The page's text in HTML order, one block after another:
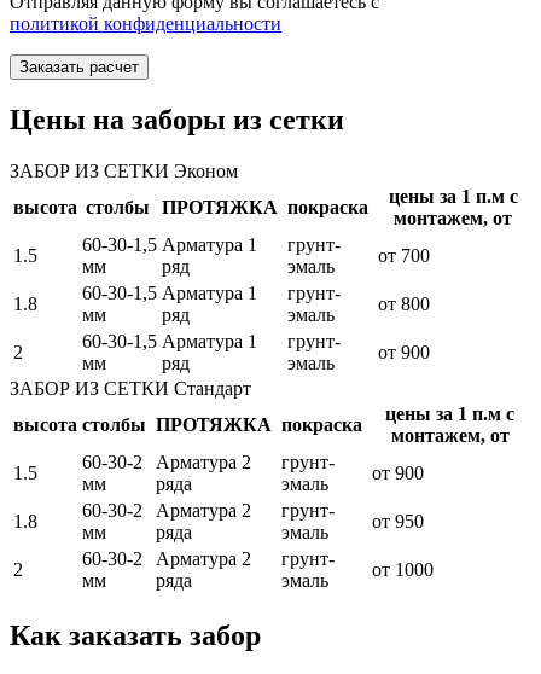
политикой конфиденциальности
Заказать расчет
Цены на заборы из сетки
ЗАБОР ИЗ СЕТКИ Эконом
высота столбы ПРОТЯЖКА покраска
цены за 1 п.м с
монтажем, от
1.5
60-30-1,5
мм
Арматура 1
ряд
грунт-
эмаль
от 700
1.8
60-30-1,5
мм
Арматура 1
ряд
грунт-
эмаль
от 800
2
60-30-1,5
мм
Арматура 1
ряд
грунт-
эмаль
от 900
ЗАБОР ИЗ СЕТКИ Стандарт
высота столбы ПРОТЯЖКА покраска
цены за 1 п.м с
монтажем, от
1.5
60-30-2
мм
Арматура 2
ряда
грунт-
эмаль
от 900
1.8
60-30-2
мм
Арматура 2
ряда
грунт-
эмаль
от 950
2
60-30-2
мм
Арматура 2
ряда
грунт-
эмаль
от 1000
Как заказать забор